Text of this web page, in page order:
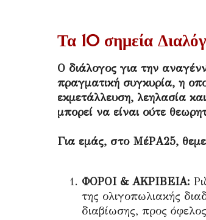
Τα 10 σημεία
Ο διάλογος για την
πραγματική συγκυρία, η
εκμετάλλευση, λεηλασία
μπορεί να είναι ούτε
Για εμάς, στο ΜέΡΑ25,
ΦΟΡΟΙ & ΑΚΡΙΒΕΙΑ:
της ολιγοπωλιακής
διαβίωσης, προς